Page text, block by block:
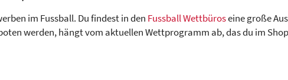
im Fussball. Du findest in den Fussball Wettbüroseine große
werden, hängt vom aktuellen Wettprogramm ab, das du im